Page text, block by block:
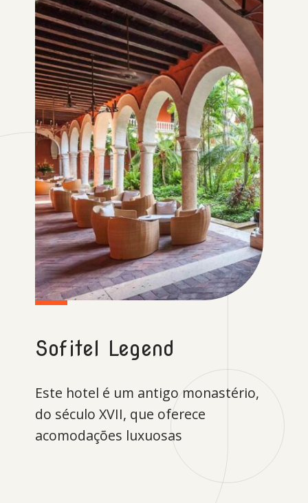
Opening
Sofitel Legend
Este hotel é um antigo monastério,
do século XVII, que oferece
acomodações luxuosas